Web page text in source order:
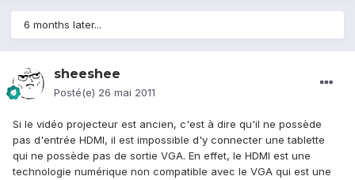
6 months later...
sheeshee
Posté(e) 26 mai 2011
Si le vidéo projecteur est ancien, c'est à dire qu'il ne possède
pas d'entrée HDMI, il est impossible d'y connecter une tablette
qui ne possède pas de sortie VGA. En effet, le HDMI est une
technologie numérique non compatible avec le VGA qui est une